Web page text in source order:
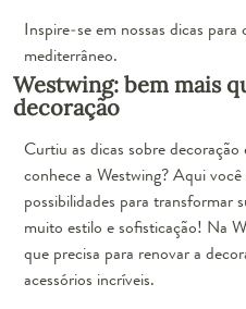
Inspire-se em nossas dicas
mediterrâneo.
Westwing: bem mais
decoração
Curtiu as dicas sobre
conhece a Westwing? Aqui
possibilidades para transformar
muito estilo e sofisticação! Na
que precisa para renovar a
acessórios incríveis.